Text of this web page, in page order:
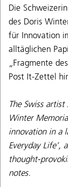
Die
des Doris
für Innovation
alltäglichen
„Fragmente
Post It-Zettel
The Swiss
Winter
innovation in a
Everyday Life’,
thought-
notes.